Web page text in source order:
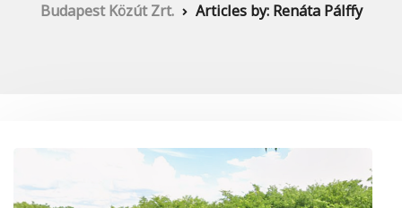
Budapest Közút Zrt. Articles by: Renáta Pálffy